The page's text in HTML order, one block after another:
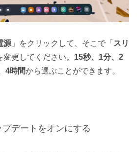
源 」をクリックして、そこで「 スリ
変更してください。 15秒、1分、2
4時間から選ぶことができます。
デートをオンにする